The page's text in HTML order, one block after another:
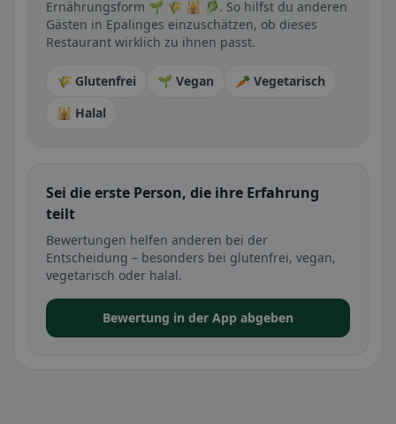
Ernährungsform 🌱 🌾 🕌 🥬. So hilfst du anderen
Gästen in Epalinges einzuschätzen, ob dieses
Restaurant wirklich zu ihnen passt.
🌾 Glutenfrei 🌱 Vegan
🥕 Vegetarisch
🕌 Halal
Sei die erste Person, die ihre Erfahrung
teilt
Bewertungen helfen anderen bei der
Entscheidung – besonders bei glutenfrei, vegan,
vegetarisch oder halal.
Bewertung in der App abgeben